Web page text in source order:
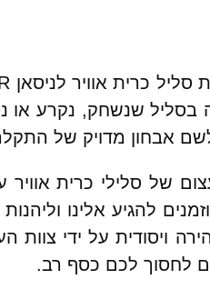
שנשחק, נקרע או
אבחון מדויק של
להגיע אלינו
ויסודית על ידי צוות
לחסוך לכם כסף רב.